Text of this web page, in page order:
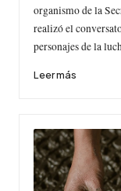
organismo de la
realizó el
personajes de la
Leer más